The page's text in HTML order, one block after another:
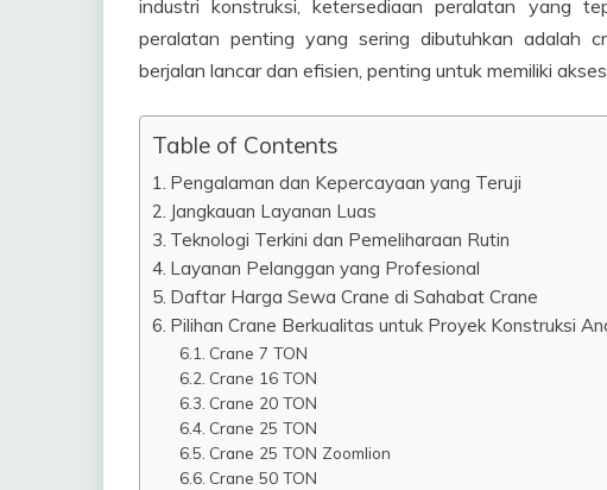
industri konstruksi, ketersediaan peralatan yang
peralatan penting yang sering dibutuhkan adalah
berjalan lancar dan efisien, penting untuk memiliki
Table of Contents
Pengalaman dan Kepercayaan yang Teruji
Jangkauan Layanan Luas
Teknologi Terkini dan Pemeliharaan Rutin
Layanan Pelanggan yang Profesional
Daftar Harga Sewa Crane di Sahabat Crane
Pilihan Crane Berkualitas untuk Proyek Konstruksi
Crane 7 TON
Crane 16 TON
Crane 20 TON
Crane 25 TON
Crane 25 TON Zoomlion
Crane 50 TON